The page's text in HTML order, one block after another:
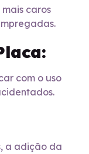
caros
com o uso
a adição da